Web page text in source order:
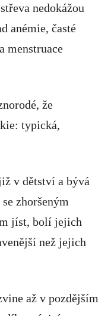
nedokážou
anémie, časté
menstruace
že
typická,
v dětství a bývá
zhoršeným
jíst, bolí jejich
než jejich
až v pozdějším